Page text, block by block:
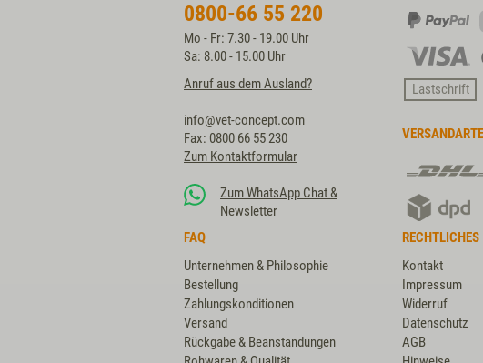
0800-66 55 220
Mo - Fr: 7.30 - 19.00 Uhr
Sa: 8.00 - 15.00 Uhr
Anruf aus dem Ausland?
info@vet-concept.com
Fax: 0800 66 55 230
Zum Kontaktformular
Zum WhatsApp Chat &
Newsletter
Lastschrift
DHL
DPD
FAQ
Unternehmen & Philosophie
Bestellung
Zahlungskonditionen
Versand
Rückgabe & Beanstandungen
RECHTLICHES
Kontakt
Impressum
Widerruf
Datenschutz
AGB